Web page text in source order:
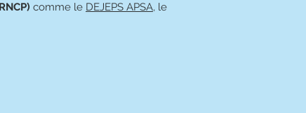
comme le DEJEPS APSA, le